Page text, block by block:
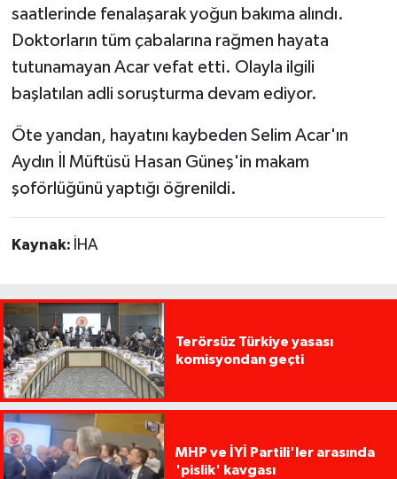
saatlerinde fenalaşarak yoğun bakıma alındı.
Doktorların tüm çabalarına rağmen hayata
tutunamayan Acar vefat etti. Olayla ilgili
başlatılan adli soruşturma devam ediyor.
Öte yandan, hayatını kaybeden Selim Acar'ın
Aydın İl Müftüsü Hasan Güneş'in makam
şoförlüğünü yaptığı öğrenildi.
Kaynak: İHA
Terörsüz Türkiye yasası
komisyondan geçti
MHP ve İYİ Partili'ler arasında
'pislik' kavgası